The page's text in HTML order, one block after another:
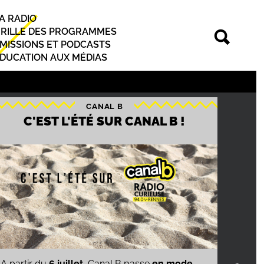
RADIO
DES PROGRAMMES
ET PODCASTS
AUX MÉDIAS
CANAL B
CANAL B RECRUTE UN·E
D'ANTENNE